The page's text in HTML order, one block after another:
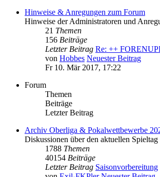
Hinweise & Anregungen zum Forum
Hinweise der Administratoren und
21 Themen
156 Beiträge
Letzter Beitrag Re: ++
von Hobbes Neuester Beitrag
Fr 10. Mär 2017, 17:22
Forum
Themen
Beiträge
Letzter Beitrag
Archiv Oberliga & Pokalwettbewerbe
Diskussionen über den aktuellen Spieltag
1788 Themen
40154 Beiträge
Letzter Beitrag Saisonvorbereitung